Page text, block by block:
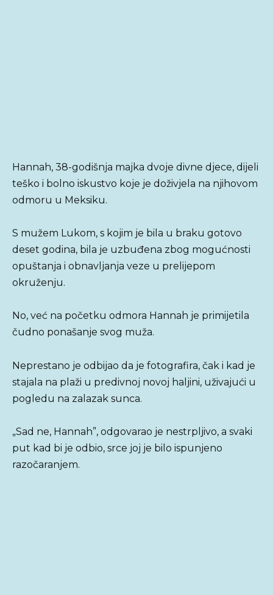
Hannah, 38-godišnja majka dvoje divne djece, dijeli
teško i bolno iskustvo koje je doživjela na njihovom
odmoru u Meksiku.
S mužem Lukom, s kojim je bila u braku gotovo
deset godina, bila je uzbuđena zbog mogućnosti
opuštanja i obnavljanja veze u prelijepom
okruženju.
No, već na početku odmora Hannah je primijetila
čudno ponašanje svog muža.
Neprestano je odbijao da je fotografira, čak i kad je
stajala na plaži u predivnoj novoj haljini, uživajući u
pogledu na zalazak sunca.
„Sad ne, Hannah”, odgovarao je nestrpljivo, a svaki
put kad bi je odbio, srce joj je bilo ispunjeno
razočaranjem.